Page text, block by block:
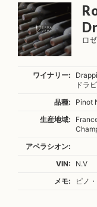
ロ
ワイナリー:
ドラ
品種:
Pinot
生産地域:
アペラシオン:
VIN:
N.V
メモ:
ピノ